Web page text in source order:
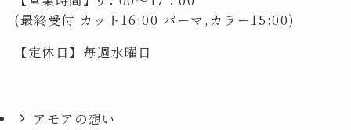
(最終受付 カット16:00 パーマ,カラー15:00)
【定休日】毎週水曜日
アモアの想い